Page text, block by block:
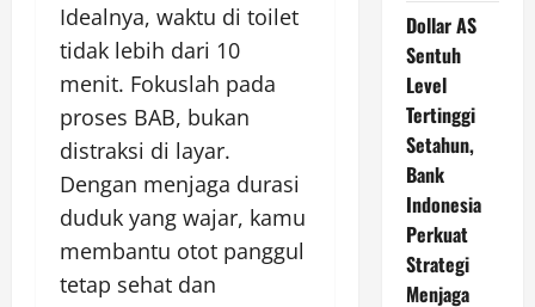
Idealnya, waktu di toilet
tidak lebih dari 10
menit. Fokuslah pada
proses BAB, bukan
distraksi di layar.
Dengan menjaga durasi
duduk yang wajar, kamu
membantu otot panggul
tetap sehat dan
Dollar AS
Sentuh
Level
Tertinggi
Setahun,
Bank
Indonesia
Perkuat
Strategi
Menjaga